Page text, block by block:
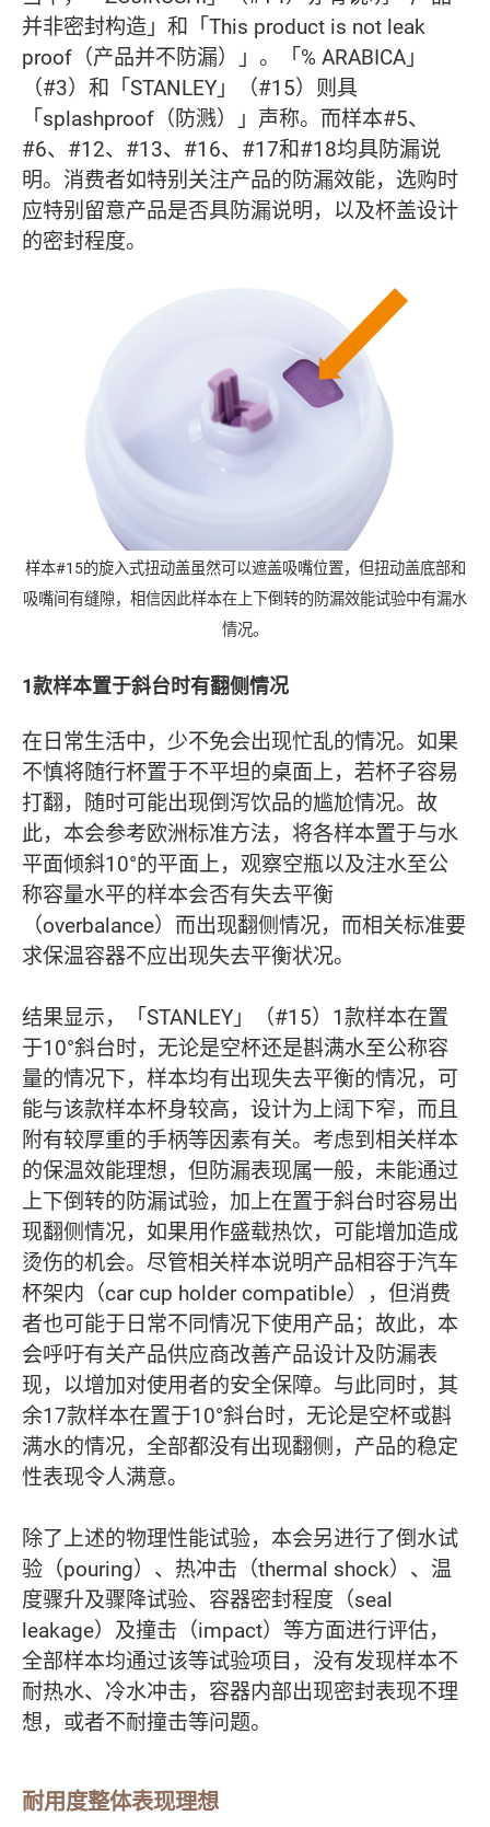
并非密封构造」和「This product is not leak
proof（产品并不防漏）」。「% ARABICA」
（#3）和「STANLEY」（#15）则具
「splashproof（防溅）」声称。而样本#5、
#6、#12、#13、#16、#17和#18均具防漏说
明。消费者如特别关注产品的防漏效能，选购时
应特别留意产品是否具防漏说明，以及杯盖设计
的密封程度。
样本#15的旋入式扭动盖虽然可以遮盖吸嘴位置，但扭动盖底部和
吸嘴间有缝隙，相信因此样本在上下倒转的防漏效能试验中有漏水
情况。
1款样本置于斜台时有翻侧情况
在日常生活中，少不免会出现忙乱的情况。如果
不慎将随行杯置于不平坦的桌面上，若杯子容易
打翻，随时可能出现倒泻饮品的尴尬情况。故
此，本会参考欧洲标准方法，将各样本置于与水
平面倾斜10°的平面上，观察空瓶以及注水至公
称容量水平的样本会否有失去平衡
（overbalance）而出现翻侧情况，而相关标准要
求保温容器不应出现失去平衡状况。
结果显示，「STANLEY」（#15）1款样本在置
于10°斜台时，无论是空杯还是斟满水至公称容
量的情况下，样本均有出现失去平衡的情况，可
能与该款样本杯身较高，设计为上阔下窄，而且
附有较厚重的手柄等因素有关。考虑到相关样本
的保温效能理想，但防漏表现属一般，未能通过
上下倒转的防漏试验，加上在置于斜台时容易出
现翻侧情况，如果用作盛载热饮，可能增加造成
烫伤的机会。尽管相关样本说明产品相容于汽车
杯架内（car cup holder compatible），但消费
者也可能于日常不同情况下使用产品；故此，本
会呼吁有关产品供应商改善产品设计及防漏表
现，以增加对使用者的安全保障。与此同时，其
余17款样本在置于10°斜台时，无论是空杯或斟
满水的情况，全部都没有出现翻侧，产品的稳定
性表现令人满意。
除了上述的物理性能试验，本会另进行了倒水试
验（pouring）、热冲击（thermal shock）、温
度骤升及骤降试验、容器密封程度（seal
leakage）及撞击（impact）等方面进行评估，
全部样本均通过该等试验项目，没有发现样本不
耐热水、冷水冲击，容器内部出现密封表现不理
想，或者不耐撞击等问题。
耐用度整体表现理想